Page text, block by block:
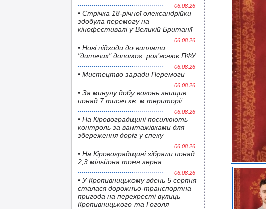
06.08.26
• Стрічка 18-річної олександрійки
здобула перемогу на
кінофестивалі у Великій Британії
06.08.26
• Нові підходи до виплати
"дитячих" допомог: роз’яснює ПФУ
06.08.26
• Мистецтво заради Перемоги
06.08.26
• За минулу добу вогонь знищив
понад 7 тисяч кв. м території
06.08.26
• На Кіровоградщині посилюють
контроль за вантажівками для
збереження доріг у спеку
06.08.26
• На Кіровоградщині зібрали понад
2,3 мільйона тонн зерна
06.08.26
• У Кропивницькому вдень 5 серпня
сталася дорожньо-транспортна
пригода на перехресті вулиць
Кропивницького та Гоголя